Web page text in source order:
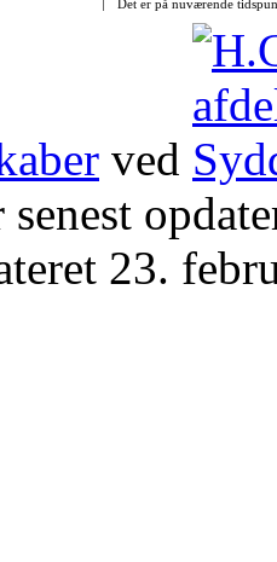
Det er på nuværende
ved
senest
23.